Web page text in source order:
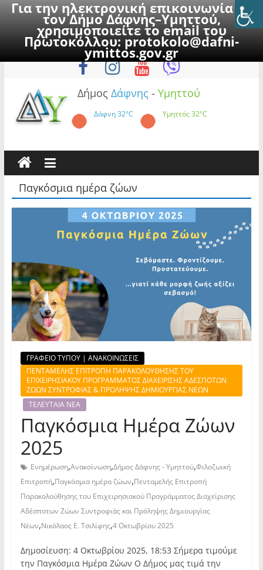
Για την ηλεκτρονική επικοινωνία με
τον Δήμο Δάφνης–Υμηττού,
χρησιμοποιείτε το email του
Πρωτοκόλλου:protokolo@dafni-
ymittos.gov.gr
to
Σάββατο, 8 Αυγούστου 2026
Δήμος Δάφνης - Υμηττού
Δάφνη32°C Υμηττός32°C
Παγκόσμια ημέρα ζώων
ΓΡΑΦΕΙΟ ΤΥΠΟΥ | ΑΝΑΚΟΙΝΩΣΕΙΣ
ΠΕΝΤΑΜΕΛΗΣ ΕΠΙΤΡΟΠΗ ΠΑΡΑΚΟΛΟΥΘΗΣΗΣ ΤΟΥ
ΕΠΙΧΕΙΡΗΣΙΑΚΟΥ ΠΡΟΓΡΑΜΜΑΤΟΣ ΔΙΑΧΕΙΡΙΣΗΣ ΑΔΕΣΠΟΤΩΝ
ΖΩΩΝ ΣΥΝΤΡΟΦΙΑΣ & ΠΡΟΛΗΨΗΣ ΔΗΜΙΟΥΡΓΙΑΣ ΝΕΩΝ
ΤΕΛΕΥΤΑΙΑ ΝΕΑ
Παγκόσμια Ημέρα Ζώων
2025
Ενημέρωση,Ανακοίνωση,Δήμος Δάφνης - Υμηττού,Φιλοζωική
Επιτροπή,Παγκόσμια ημέρα ζώων,Πενταμελής Επιτροπή
Παρακολούθησης του Επιχειρησιακού Προγράμματος Διαχείρισης
Αδέσποτων Ζώων Συντροφιάς και Πρόληψης Δημιουργίας
Νέων,Νικόλαος Ε. Τσιλίφης,4 Οκτωβρίου 2025
Δημοσίευση: 4 Οκτωβρίου 2025, 18:53 Σήμερα τιμούμε
την Παγκόσμια Ημέρα Ζώων Ο Δήμος μας τιμά την